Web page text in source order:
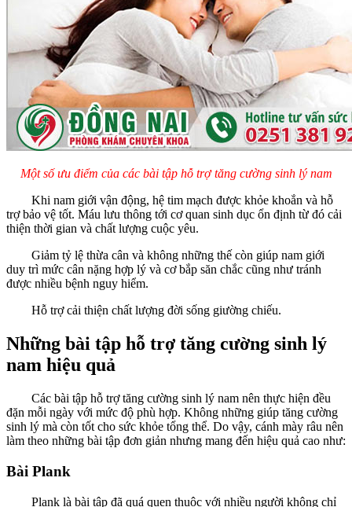
Một số ưu điểm của các bài tập hỗ trợ tăng cường sinh lý nam
Khi nam giới vận động, hệ tim mạch được khỏe khoắn và hỗ
trợ bảo vệ tốt. Máu lưu thông tới cơ quan sinh dục ổn định từ đó cải
thiện thời gian và chất lượng cuộc yêu.
Giảm tỷ lệ thừa cân và không những thế còn giúp nam giới
duy trì mức cân nặng hợp lý và cơ bắp săn chắc cũng như tránh
được nhiều bệnh nguy hiểm.
Hỗ trợ cải thiện chất lượng đời sống giường chiếu.
Những bài tập hỗ trợ tăng cường sinh lý
nam hiệu quả
Các bài tập hỗ trợ tăng cường sinh lý nam nên thực hiện đều
đặn mỗi ngày với mức độ phù hợp. Không những giúp tăng cường
sinh lý mà còn tốt cho sức khỏe tổng thể. Do vậy, cánh mày râu nên
làm theo những bài tập đơn giản nhưng mang đến hiệu quả cao như:
Bài Plank
Plank là bài tập đã quá quen thuộc với nhiều người không chỉ